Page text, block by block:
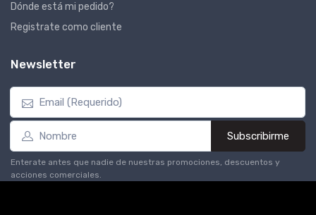
Dónde está mi pedido?
Registrate como cliente
Newsletter
Subscribirme
Enterate antes que nadie de nuestras promociones, descuentos y
acciones comerciales.